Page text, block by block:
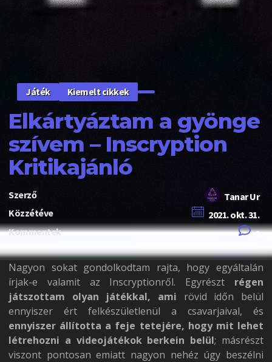
Játék Kiemelt cikkek
Elkártyáztam a gyönge
szívem – Inscryption
Kritikajánló
Szerző
Tanar Ur
Közzétéve
2021. okt. 31.
Kommentek
0
Nagyon sokat gondolkodtam rajta, hogy egyáltalán
írjak-e valamit az Inscryptionről. Egyrészt régen
játszottam olyan játékkal, ami rövid időn belül
ennyiszer ért felkészületlenül a csavarjaival, és
ennyiszer állította a feje tetejére, hogy mit lehet
létrehozni a videojátékok berkein belül; másrészt
viszont pontosan emiatt nagyon nehéz úgy beszélni